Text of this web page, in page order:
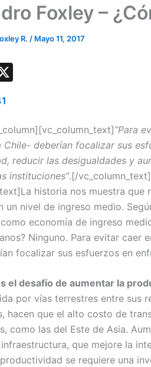
Foxley –
R. / Mayo 11, 2017
“Para
Chile- deberían focalizar sus
reducir las desigualdades y
instituciones”.[/
historia nos muestra
un nivel de ingreso medio.
economía de ingreso
Ninguno. Para evitar caer
focalizar sus esfuerzos en
el desafío de aumentar la
por vías terrestres entre sus
hacen que el alto costo de
como las del Este de Asia.
que mejore la
se requiere una